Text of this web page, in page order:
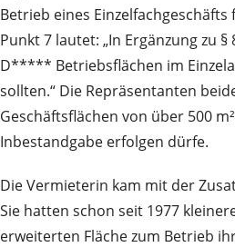
Betrieb eines
Punkt 7 lautet: „In Ergänzung zu
D***** Betriebsflächen im
sollten.“ Die Repräsentanten
Geschäftsflächen von über 500
Inbestandgabe erfolgen dürfe.
Die Vermieterin kam mit der
Sie hatten schon seit 1977
erweiterten Fläche zum Betrieb